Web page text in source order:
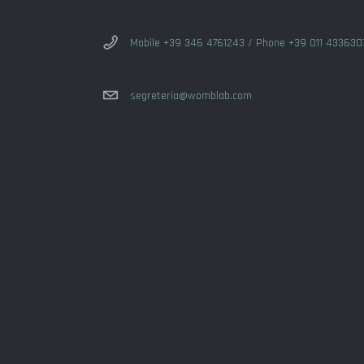
Mobile +39 346 4761243 / Phone +39 011
segreteria@womblab.com